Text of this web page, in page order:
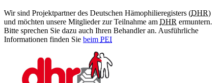
Wir sind Projektpartner des Deutschen Hämophilieregisters (DHR)
und möchten unsere Mitglieder zur Teilnahme am DHR ermuntern.
Bitte sprechen Sie dazu auch Ihren Behandler an. Ausführliche
Informationen finden Sie beim PEI